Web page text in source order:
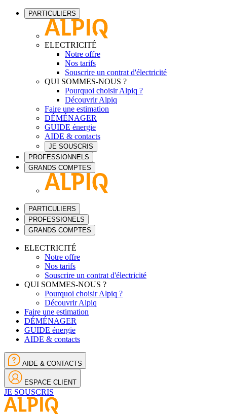
PARTICULIERS
ELECTRICITÉ
Notre offre
Nos tarifs
Souscrire un contrat d'électricité
QUI SOMMES-NOUS ?
Pourquoi choisir Alpiq ?
Découvrir Alpiq
Faire une estimation
DÉMÉNAGER
GUIDE énergie
AIDE & contacts
JE SOUSCRIS
PROFESSIONNELS
GRANDS COMPTES
PARTICULIERS
PROFESSIONELS
GRANDS COMPTES
ELECTRICITÉ
Notre offre
Nos tarifs
Souscrire un contrat d'électricité
QUI SOMMES-NOUS ?
Pourquoi choisir Alpiq ?
Découvrir Alpiq
Faire une estimation
DÉMÉNAGER
GUIDE énergie
AIDE & contacts
AIDE & CONTACTS
ESPACE CLIENT
JE SOUSCRIS